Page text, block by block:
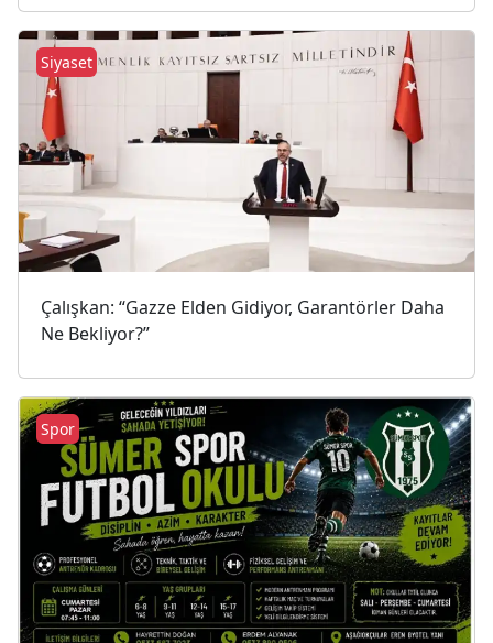
Çalışkan: “Gazze Elden Gidiyor, Garantörler Daha
Ne Bekliyor?”
Siyaset
Spor